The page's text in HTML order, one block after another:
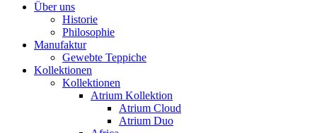
Über uns
Historie
Philosophie
Manufaktur
Gewebte Teppiche
Kollektionen
Kollektionen
Atrium Kollektion
Atrium Cloud
Atrium Duo